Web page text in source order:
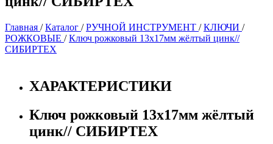
Главная /Каталог /РУЧНОЙ ИНСТРУМЕНТ /КЛЮЧИ /
РОЖКОВЫЕ /Ключ рожковый 13х17мм жёлтый цинк//
СИБИРТЕХ
ХАРАКТЕРИСТИКИ
Ключ рожковый 13х17мм жёлтый
цинк// СИБИРТЕХ